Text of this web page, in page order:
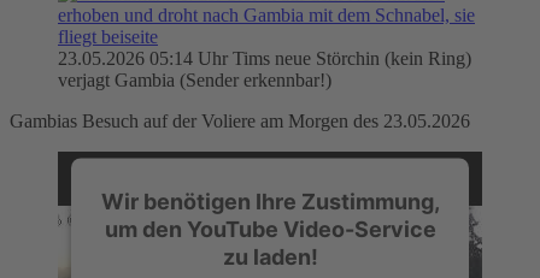
23.05.2026 05:14 Uhr Tims neue Störchin (kein Ring)
verjagt Gambia (Sender erkennbar!)
Gambias Besuch auf der Voliere am Morgen des 23.05.2026
Wir benötigen Ihre Zustimmung,
um den YouTube Video-Service
zu laden!